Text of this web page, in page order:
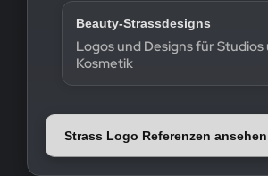
Beauty-Strassdesigns
Logos und Designs für Studios
Kosmetik
Strass Logo Referenzen ansehen